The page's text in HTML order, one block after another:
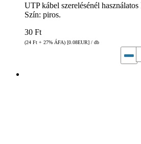
UTP kábel szerelésénél
Szín: piros.
30 Ft
(24 Ft + 27% ÁFA) [0.08EUR] / db